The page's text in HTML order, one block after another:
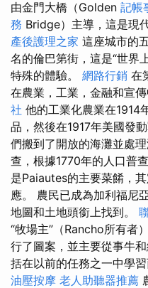
由金門大橋（Golden 記帳
務 Bridge）主導，這是現
產後護理之家 這座城市的
名的倫巴第街，這是“世界
特殊的體驗。 網路行銷 在
在農業，工業，金融和宣
社 他的工業化農業在1914
品，然後在1917年美國發
們搬到了開放的海灘並處
查，根據1770年的人口普
是Paiautes的主要菜餚，
應。 農民已成為加利福尼
地圖和土地頭銜上找到。
“牧場主”（Rancho所有者
行了圖案，並主要從事牛和
括在以前的任務之一中學
油壓按摩 老人助聽器推薦